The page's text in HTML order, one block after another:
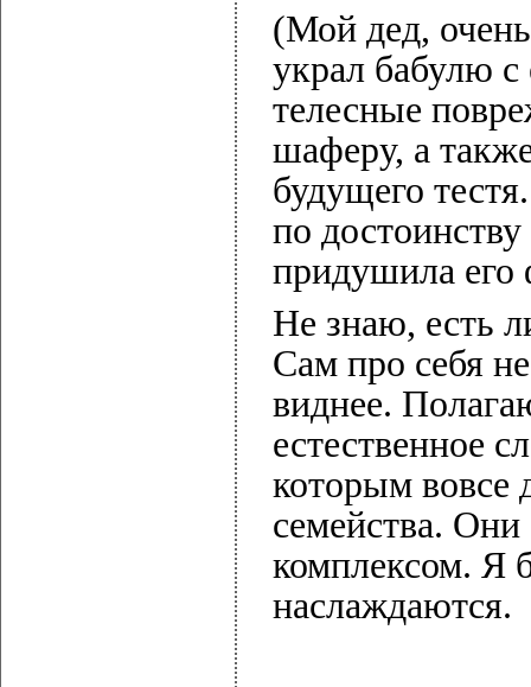
(Мой дед,
украл бабулю с
телесные
шаферу, а
будущего
по
придушила его
Не знаю, есть
Сам про себя
виднее.
естественное
которым вовсе
семейства.
комплексом. Я
наслаждаются.